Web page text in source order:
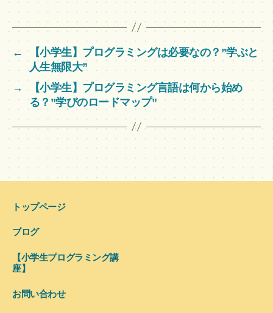
←
【小学生】プログラミングは必要なの？”学ぶと
人生無限大”
→
【小学生】プログラミング言語は何から始め
る？”学びのロードマップ”
トップページ
ブログ
【小学生プログラミング講
座】
お問い合わせ